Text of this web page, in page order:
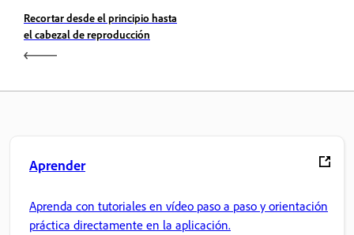
Recortar desde el principio hasta
el cabezal de reproducción
Aprender
Aprenda con tutoriales en vídeo paso a paso y orientación
práctica directamente en la aplicación.